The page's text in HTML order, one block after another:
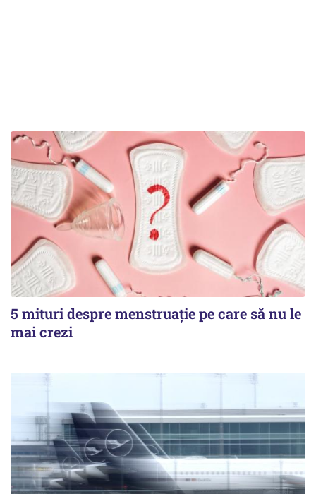
5 mituri despre menstruație pe care să nu le
mai crezi